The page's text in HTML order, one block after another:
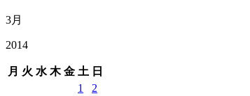
3月
2014
月 火 水 木 金 土 日
1
2